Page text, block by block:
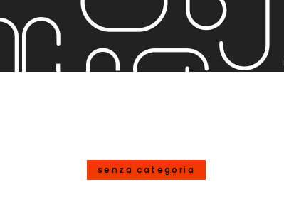
senza categoria